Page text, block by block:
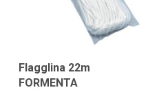
Flagglina 22m
FORMENTA